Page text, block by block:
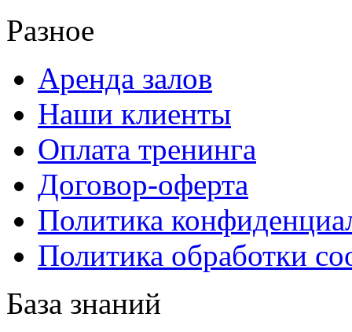
Разное
Аренда залов
Наши клиенты
Оплата тренинга
Договор-оферта
Политика
Политика обработки
База знаний